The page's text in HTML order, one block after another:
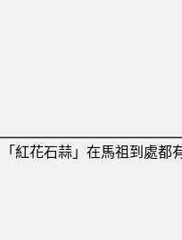
「紅花石蒜」在馬祖到處都